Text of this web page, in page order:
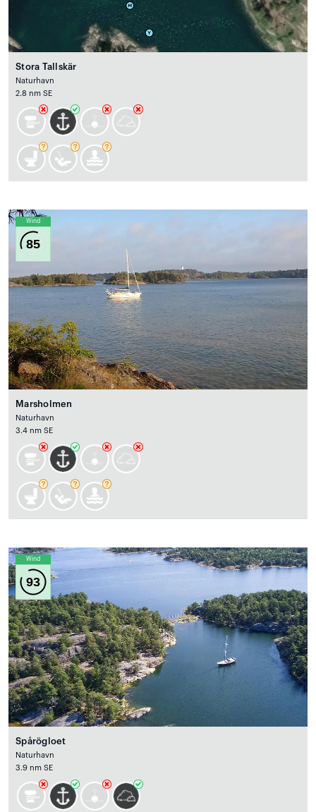
Stora Tallskär
Naturhavn
2.8 nm SE
Wind
85
Marsholmen
Naturhavn
3.4 nm SE
Wind
93
Spårögloet
Naturhavn
3.9 nm SE